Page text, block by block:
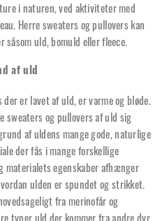
i naturen, ved aktiviteter med
Herre sweaters og pullovers kan
uld, bomuld eller fleece.
af uld
er lavet af uld, er varme og bløde.
sweaters og pullovers af uld sig
af uldens mange gode, naturlige
der fås i mange forskellige
egenskaber afhænger
ulden er spundet og strikket.
fra merinofår og
typer uld der kommer fra andre dyr.